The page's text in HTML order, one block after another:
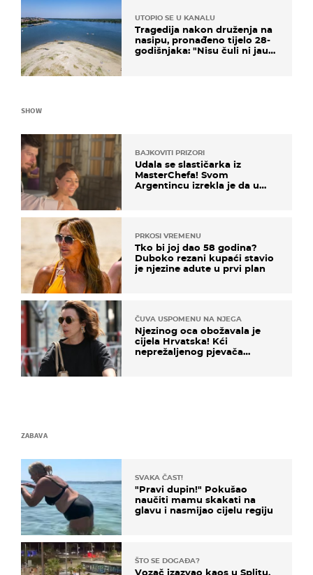
UTOPIO SE U KANALU
Tragedija nakon druženja na
nasipu, pronađeno tijelo 28-
godišnjaka: "Nisu čuli ni jauk
SHOW
BAJKOVITI PRIZORI
Udala se slastičarka iz
MasterChefa! Svom
Argentincu izrekla je da u
PRKOSI VREMENU
Tko bi joj dao 58 godina?
Duboko rezani kupaći stavio
je njezine adute u prvi plan
ČUVA USPOMENU NA NJEGA
Njezinog oca obožavala je
cijela Hrvatska! Kći
neprežaljenog pjevača
ZABAVA
SVAKA ČAST!
"Pravi dupin!" Pokušao
naučiti mamu skakati na
glavu i nasmijao cijelu regiju
ŠTO SE DOGAĐA?
Vozač izazvao kaos u Splitu,